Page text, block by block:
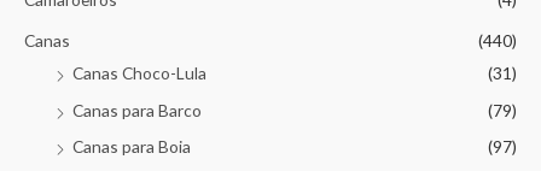
Canas
(440)
Canas Choco-Lula
(31)
Canas para Barco
(79)
Canas para Boia
(97)